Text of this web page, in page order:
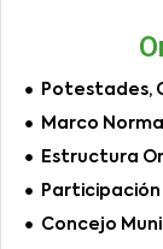
Potestades,
Marco
Estructura
Concejo